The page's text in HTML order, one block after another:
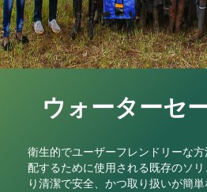
ウォーターセ
衛生的でユーザーフレンドリーな
配するために使用される既存のソ
り清潔で安全、かつ取り扱いが簡